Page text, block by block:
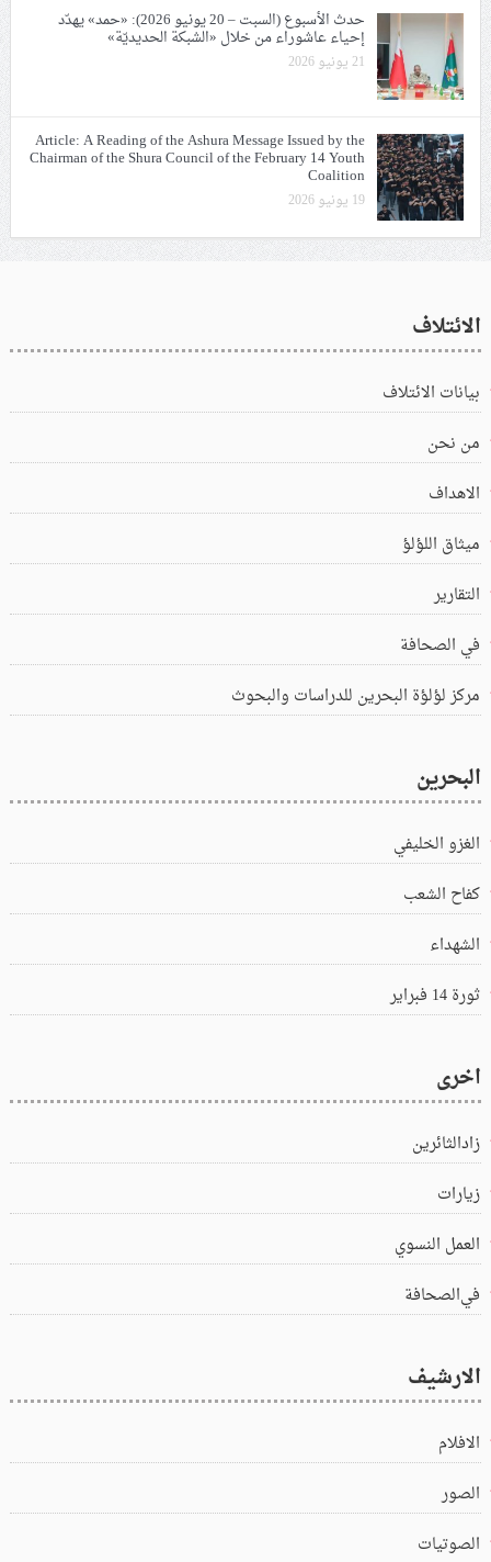
حدث الأسبوع (السبت – 20 يونيو 2026): «حمد» يهدّد
إحياء عاشوراء من خلال «الشبكة الحديديّة»
21 يونيو 2026
Article: A Reading of the Ashura Message Issued by the
Chairman of the Shura Council of the February 14 Youth
Coalition
19 يونيو 2026
الائتلاف
بيانات الائتلاف
من نحن
الاهداف
ميثاق اللؤلؤ
التقارير
في الصحافة
مركز لؤلؤة البحرين للدراسات والبحوث
البحرين
الغزو الخليفي
كفاح الشعب
الشهداء
ثورة 14 فبراير
اخرى
زادالثائرين
زيارات
العمل النسوي
في‌الصحافة
الارشيف
الافلام
الصور
الصوتيات